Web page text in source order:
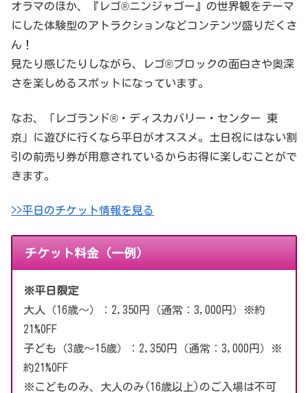
オラマのほか、『レゴ®ニンジャゴー』の世界観をテーマ
にした体験型のアトラクションなどコンテンツ盛りだくさ
ん！
見たり感じたりしながら、レゴ®ブロックの面白さや奥深
さを楽しめるスポットになっています。
なお、「レゴランド®・ディスカバリー・センター 東
京」に遊びに行くなら平日がオススメ。土日祝にはない割
引の前売り券が用意されているからお得に楽しむことがで
きます。
>>平日のチケット情報を見る
チケット料金（一例）
※平日限定
大人（16歳〜）：2,350円（通常：3,000円）※約
21%OFF
子ども（3歳〜15歳）：2,350円（通常：3,000円）※
約21%OFF
※こどものみ、大人のみ(16歳以上)のご入場は不可